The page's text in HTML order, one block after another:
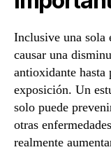
Inclusive una sola
causar una
antioxidante hasta
exposición. Un
solo puede
otras
realmente